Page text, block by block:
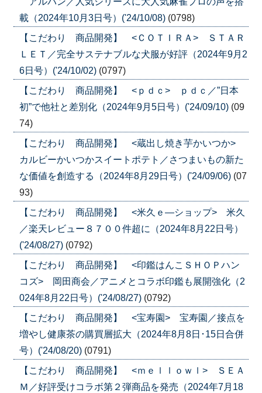
載（2024年10月3日号）('24/10/08) (0798)
【こだわり 商品開発】 <ＣＯＴＩＲＡ> ＳＴＡＲ
ＬＥＴ／完全サステナブルな犬服が好評（2024年9月2
6日号）('24/10/02) (0797)
【こだわり 商品開発】 <ｐｄｃ> ｐｄｃ／”日本
初”で他社と差別化（2024年9月5日号）('24/09/10) (09
74)
【こだわり 商品開発】 <蔵出し焼き芋かいつか>
カルビーかいつかスイートポテト／さつまいもの新た
な価値を創造する（2024年8月29日号）('24/09/06) (07
93)
【こだわり 商品開発】 <米久ｅ―ショップ> 米久
／楽天レビュー８７００件超に（2024年8月22日号）
('24/08/27) (0792)
【こだわり 商品開発】 <印鑑はんこＳＨＯＰハン
コズ> 岡田商会／アニメとコラボ印鑑も展開強化（2
024年8月22日号）('24/08/27) (0792)
【こだわり 商品開発】 <宝寿園> 宝寿園／接点を
増やし健康茶の購買層拡大（2024年8月8日･15日合併
号）('24/08/20) (0791)
【こだわり 商品開発】 <ｍｅｌｌｏｗｌ> ＳＥＡ
Ｍ／好評受けコラボ第２弾商品を発売（2024年7月18